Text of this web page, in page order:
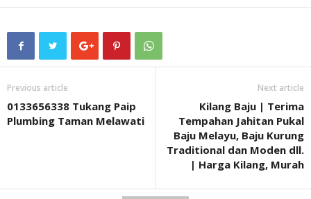
Previous article
0133656338 Tukang Paip
Plumbing Taman Melawati
Next article
Kilang Baju | Terima
Tempahan Jahitan Pukal
Baju Melayu, Baju Kurung
Traditional dan Moden dll.
| Harga Kilang, Murah